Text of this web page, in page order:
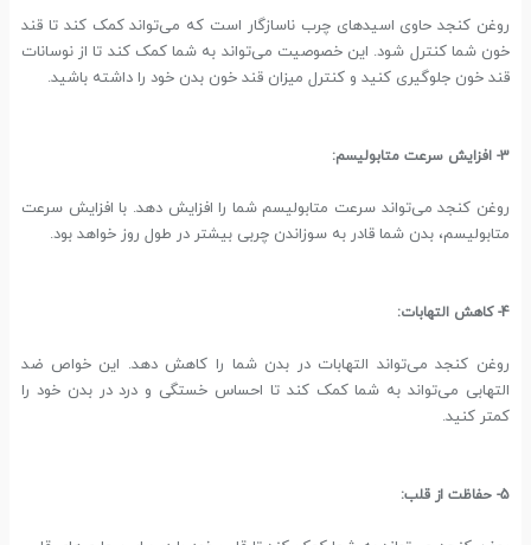
روغن کنجد حاوی اسیدهای چرب ناسازگار است که می‌تواند کمک کند تا قند
خون شما کنترل شود. این خصوصیت می‌تواند به شما کمک کند تا از نوسانات
قند خون جلوگیری کنید و کنترل میزان قند خون بدن خود را داشته باشید.
3- افزایش سرعت متابولیسم:
روغن کنجد می‌تواند سرعت متابولیسم شما را افزایش دهد. با افزایش سرعت
متابولیسم، بدن شما قادر به سوزاندن چربی بیشتر در طول روز خواهد بود.
4- کاهش التهابات:
روغن کنجد می‌تواند التهابات در بدن شما را کاهش دهد. این خواص ضد
التهابی می‌تواند به شما کمک کند تا احساس خستگی و درد در بدن خود را
کمتر کنید.
5- حفاظت از قلب: